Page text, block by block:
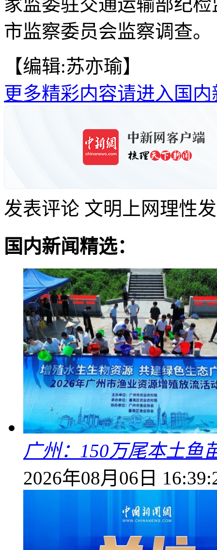
家监委驻交通运输部纪
市监察委员会监察调查。
【编辑:苏亦瑜】
更多精彩内容请进入国内
发表评论 文明上网理性
国内新闻精选：
广州：150万尾本土鱼
2026年08月06日